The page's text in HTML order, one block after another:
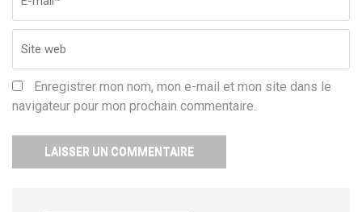
Enregistrer mon nom, mon e-mail et mon site dans le
navigateur pour mon prochain commentaire.